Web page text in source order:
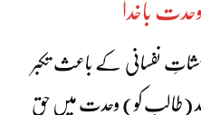
وحدت باخدا
نفسانی کے باعث تکبر
مرشد (طالب کو) وحدت میں حق